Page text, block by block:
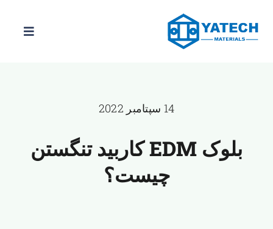
ناوبری
اخبار
14 سپتامبر 2022
بلوک EDM کاربید تنگستن
چیست؟